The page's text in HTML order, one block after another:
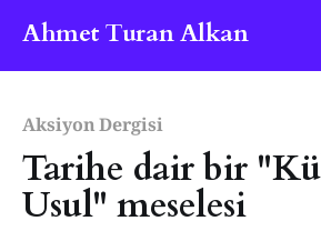
Ahmet Turan Alkan
Aksiyon Dergisi
Tarihe dair bir
Usul" meselesi